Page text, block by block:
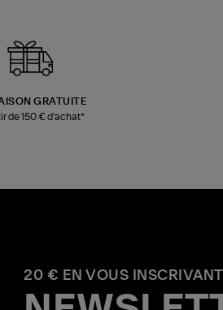
GRATUITE
de 150 € d'achat*
20 € EN VOUS INSCRIVANT